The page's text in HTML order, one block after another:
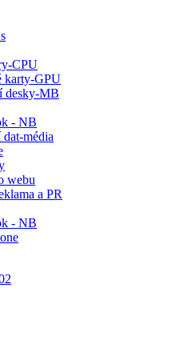
CPU
karty-GPU
desky-MB
- NB
média
webu
a PR
- NB